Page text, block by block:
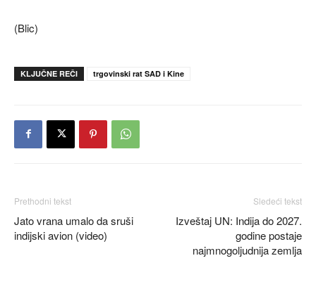
(Blic)
KLJUČNE REČI trgovinski rat SAD i Kine
Prethodni tekst
Jato vrana umalo da sruši
indijski avion (video)
Sledeći tekst
Izveštaj UN: Indija do 2027.
godine postaje
najmnogoljudnija zemlja